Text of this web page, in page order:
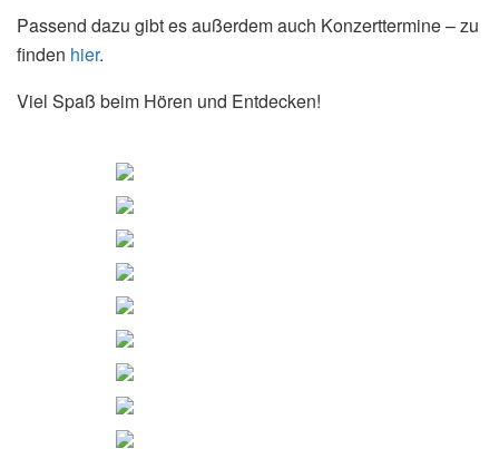
Passend dazu gibt es außerdem auch Konzerttermine – zu
finden hier.
Viel Spaß beim Hören und Entdecken!